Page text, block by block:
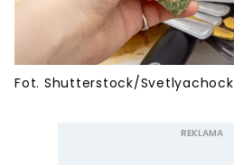
Fot. Shutterstock/Svetlyachock